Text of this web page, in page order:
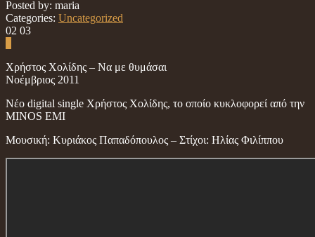
Posted by: maria
Categories: Uncategorized
02 03
Χρήστος Χολίδης – Να με θυμάσαι
Νοέμβριος 2011
Νέο digital single Χρήστος Χολίδης, το οποίο κυκλοφορεί από την
MINOS EMI
Μουσική: Κυριάκος Παπαδόπουλος – Στίχοι: Ηλίας Φιλίππου